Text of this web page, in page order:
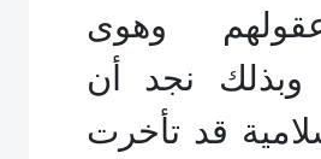
وهوى
وبذلك نجد أن
قد تأخرت